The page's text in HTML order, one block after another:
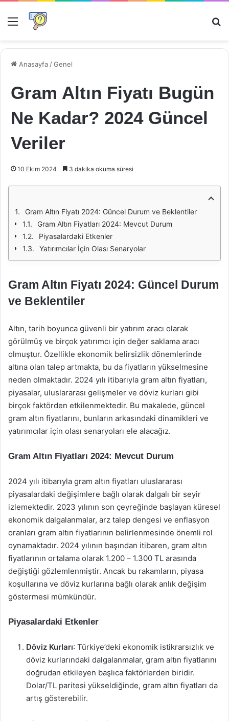
Menü
Anasayfa /Genel
Gram Altın Fiyatı Bugün
Ne Kadar? 2024 Güncel
Veriler
10 Ekim 2024 3 dakika okuma süresi
Gram Altın Fiyatı 2024: Güncel Durum ve Beklentiler
Gram Altın Fiyatları 2024: Mevcut Durum
Piyasalardaki Etkenler
Yatırımcılar İçin Olası Senaryolar
Gram Altın Fiyatı 2024: Güncel Durum
ve Beklentiler
Altın, tarih boyunca güvenli bir yatırım aracı olarak
görülmüş ve birçok yatırımcı için değer saklama aracı
olmuştur. Özellikle ekonomik belirsizlik dönemlerinde
altına olan talep artmakta, bu da fiyatların yükselmesine
neden olmaktadır. 2024 yılı itibarıyla gram altın fiyatları,
piyasalar, uluslararası gelişmeler ve döviz kurları gibi
birçok faktörden etkilenmektedir. Bu makalede, güncel
gram altın fiyatlarını, bunların arkasındaki dinamikleri ve
yatırımcılar için olası senaryoları ele alacağız.
Gram Altın Fiyatları 2024: Mevcut Durum
2024 yılı itibarıyla gram altın fiyatları uluslararası
piyasalardaki değişimlere bağlı olarak dalgalı bir seyir
izlemektedir. 2023 yılının son çeyreğinde başlayan küresel
ekonomik dalgalanmalar, arz talep dengesi ve enflasyon
oranları gram altın fiyatlarının belirlenmesinde önemli rol
oynamaktadır. 2024 yılının başından itibaren, gram altın
fiyatlarının ortalama olarak 1.200 – 1.300 TL arasında
değiştiği gözlemlenmiştir. Ancak bu rakamların, piyasa
koşullarına ve döviz kurlarına bağlı olarak anlık değişim
göstermesi mümkündür.
Piyasalardaki Etkenler
Döviz Kurları: Türkiye’deki ekonomik istikrarsızlık ve
döviz kurlarındaki dalgalanmalar, gram altın fiyatlarını
doğrudan etkileyen başlıca faktörlerden biridir.
Dolar/TL paritesi yükseldiğinde, gram altın fiyatları da
artış gösterebilir.